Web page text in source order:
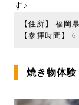
す♪
【住所】 福岡
【参拝時間】
焼き物体験